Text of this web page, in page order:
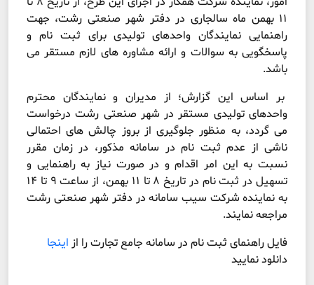
۱۱ بهمن ماه سالجاری در دفتر شهر صنعتی رشت، جهت
راهنمایی نمایندگان واحدهای تولیدی برای ثبت نام و
پاسخگویی به سوالات و ارائه مشاوره های لازم مستقر می
باشد.
بر اساس این گزارش؛ از مدیران و نمایندگان محترم
واحدهای تولیدی مستقر در شهر صنعتی رشت درخواست
می گردد، به منظور جلوگیری از بروز چالش های احتمالی
ناشی از عدم ثبت نام در سامانه مذکور، در زمان مقرر
نسبت به این امر اقدام و در صورت نیاز به راهنمایی و
تسهیل در ثبت نام در تاریخ ۸ تا ۱۱ بهمن، از ساعت ۹ تا ۱۴
به نماینده شرکت سیب سامانه در دفتر شهر صنعتی رشت
مراجعه نمایند.
فایل راهنمای ثبت نام در سامانه جامع تجارت را از اینجا
دانلود نمایید